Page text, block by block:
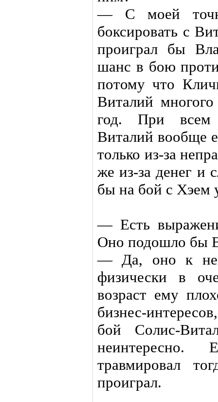
— С моей
боксировать с
проиграл бы
шанс в бою
потому что
Виталий
год. При всем
Виталий вообще
только из-за
же из-за денег и
бы на бой с Хэем
— Есть
Оно подошло бы
— Да, оно к
физически в
возраст ему
бизнес-
бой Солис-
травмировал
проиграл.